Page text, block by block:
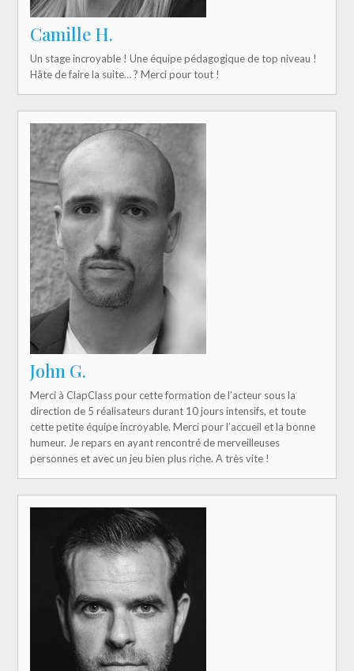
Camille H.
Un stage incroyable ! Une équipe pédagogique de top niveau !
Hâte de faire la suite… ? Merci pour tout !
John G.
Merci à ClapClass pour cette formation de l’acteur sous la
direction de 5 réalisateurs durant 10 jours intensifs, et toute
cette petite équipe incroyable. Merci pour l’accueil et la bonne
humeur. Je repars en ayant rencontré de merveilleuses
personnes et avec un jeu bien plus riche. A très vite !